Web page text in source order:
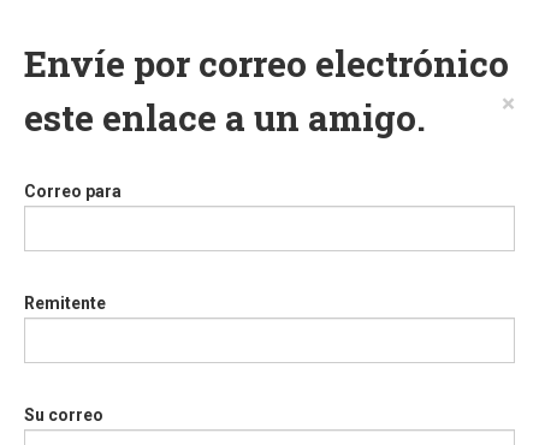
Envíe por correo electrónico
este enlace a un amigo.
×
Correo para
Remitente
Su correo